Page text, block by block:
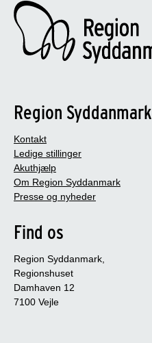
Region Syddanmark
Kontakt
Ledige stillinger
Akuthjælp
Om Region Syddanmark
Presse og nyheder
Find os
Region Syddanmark,
Regionshuset
Damhaven 12
7100 Vejle